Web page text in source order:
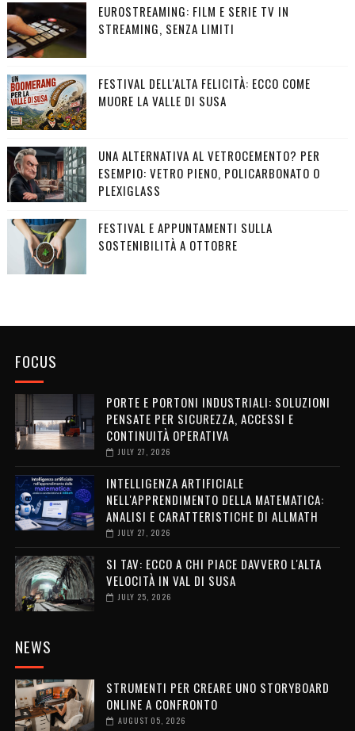
EUROSTREAMING: FILM E SERIE TV IN
STREAMING, SENZA LIMITI
FESTIVAL DELL'ALTA FELICITÀ: ECCO COME
MUORE LA VALLE DI SUSA
UNA ALTERNATIVA AL VETROCEMENTO? PER
ESEMPIO: VETRO PIENO, POLICARBONATO O
PLEXIGLASS
FESTIVAL E APPUNTAMENTI SULLA
SOSTENIBILITÀ A OTTOBRE
FOCUS
PORTE E PORTONI INDUSTRIALI: SOLUZIONI
PENSATE PER SICUREZZA, ACCESSI E
CONTINUITÀ OPERATIVA
JULY 27, 2026
INTELLIGENZA ARTIFICIALE
NELL'APPRENDIMENTO DELLA MATEMATICA:
ANALISI E CARATTERISTICHE DI ALLMATH
JULY 27, 2026
SI TAV: ECCO A CHI PIACE DAVVERO L'ALTA
VELOCITÀ IN VAL DI SUSA
JULY 25, 2026
NEWS
STRUMENTI PER CREARE UNO STORYBOARD
ONLINE A CONFRONTO
AUGUST 05, 2026